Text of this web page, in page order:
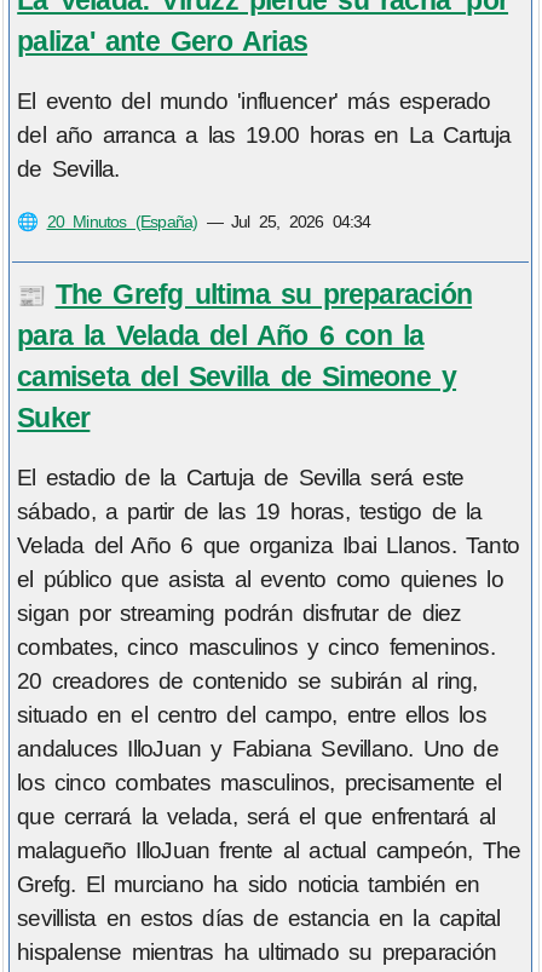
paliza' ante Gero Arias
El evento del mundo 'influencer' más esperado
del año arranca a las 19.00 horas en La Cartuja
de Sevilla.
🌐 20 Minutos (España) —Jul 25, 2026 04:34
📰 The Grefg ultima su preparación
para la Velada del Año 6 con la
camiseta del Sevilla de Simeone y
Suker
El estadio de la Cartuja de Sevilla será este
sábado, a partir de las 19 horas, testigo de la
Velada del Año 6 que organiza Ibai Llanos. Tanto
el público que asista al evento como quienes lo
sigan por streaming podrán disfrutar de diez
combates, cinco masculinos y cinco femeninos.
20 creadores de contenido se subirán al ring,
situado en el centro del campo, entre ellos los
andaluces IlloJuan y Fabiana Sevillano. Uno de
los cinco combates masculinos, precisamente el
que cerrará la velada, será el que enfrentará al
malagueño IlloJuan frente al actual campeón, The
Grefg. El murciano ha sido noticia también en
sevillista en estos días de estancia en la capital
hispalense mientras ha ultimado su preparación